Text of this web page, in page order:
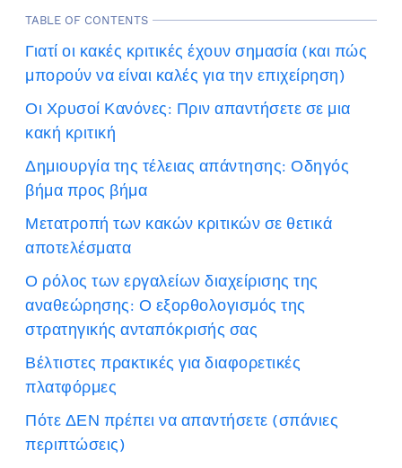
TABLE OF CONTENTS
Γιατί οι κακές κριτικές έχουν σημασία (και πώς
μπορούν να είναι καλές για την επιχείρηση)
Οι Χρυσοί Κανόνες: Πριν απαντήσετε σε μια
κακή κριτική
Δημιουργία της τέλειας απάντησης: Οδηγός
βήμα προς βήμα
Μετατροπή των κακών κριτικών σε θετικά
αποτελέσματα
Ο ρόλος των εργαλείων διαχείρισης της
αναθεώρησης: Ο εξορθολογισμός της
στρατηγικής ανταπόκρισής σας
Βέλτιστες πρακτικές για διαφορετικές
πλατφόρμες
Πότε ΔΕΝ πρέπει να απαντήσετε (σπάνιες
περιπτώσεις)